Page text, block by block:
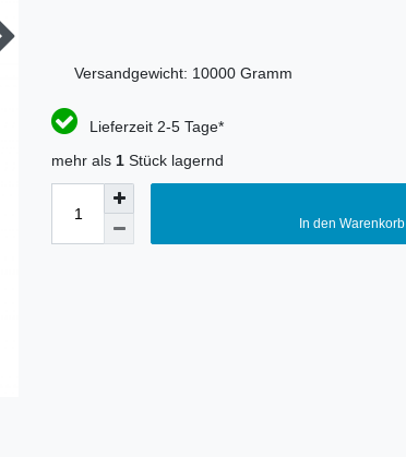
Versandgewicht: 10000 Gramm
Lieferzeit 2-5 Tage*
mehr als 1 Stück lagernd
In den Warenkorb